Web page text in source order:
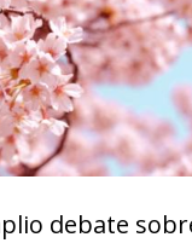
debate